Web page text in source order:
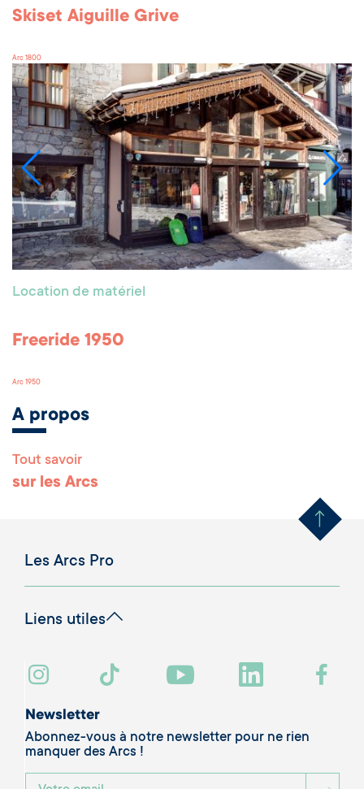
Skiset Aiguille Grive
Arc 1800
Location de matériel
Freeride 1950
Arc 1950
A propos
Tout savoir
sur les Arcs Remonter
Les Arcs Pro
Liens utiles
Newsletter
Abonnez-vous à notre newsletter pour ne rien
manquer des Arcs !